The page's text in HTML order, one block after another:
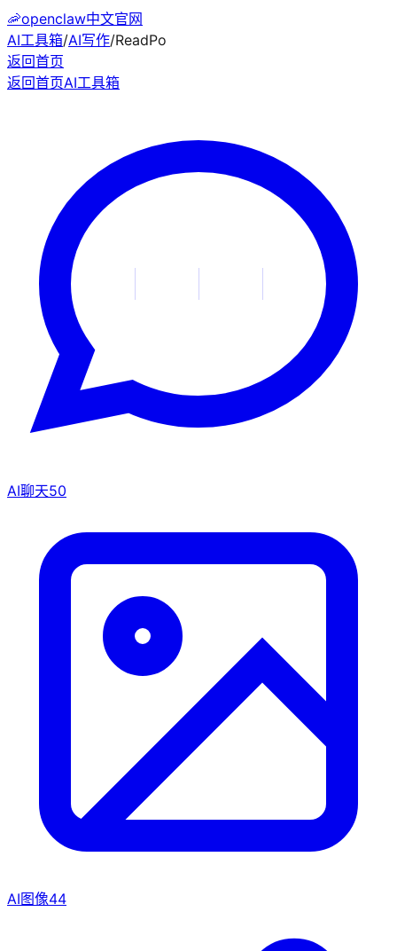
🦐openclaw中文官网
AI工具箱/AI写作/ReadPo
返回首页
返回首页AI工具箱
AI聊天50
AI图像44